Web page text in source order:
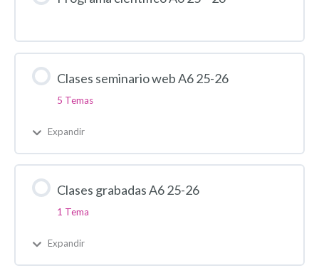
Clases seminario web A6 25-26
5 Temas
Expandir
Clases grabadas A6 25-26
1 Tema
Expandir